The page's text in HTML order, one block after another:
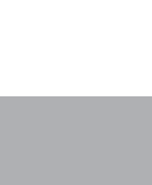
conteúdo